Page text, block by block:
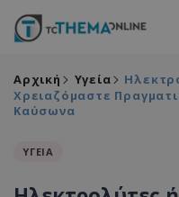
Αρχική Υγεία
Χρειαζόμαστε
Καύσωνα
ΥΓΕΙΑ